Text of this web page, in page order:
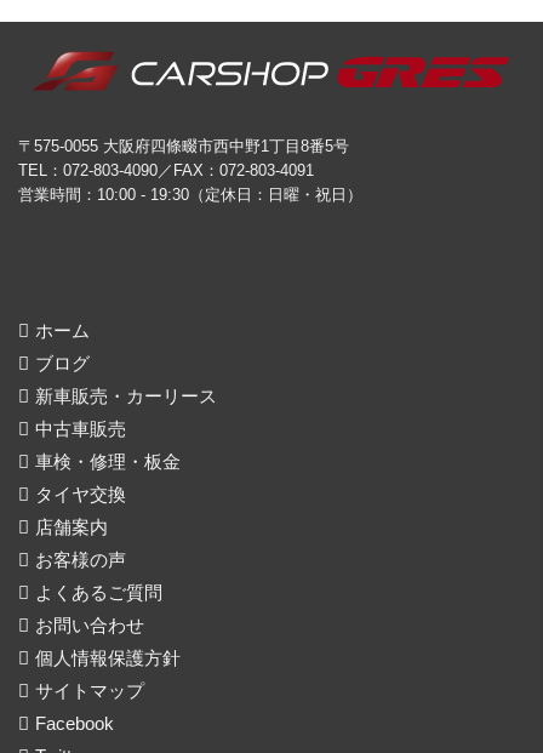
〒575-0055 大阪府四條畷市西中野1丁目8番5号
TEL：072-803-4090／FAX：072-803-4091
営業時間：10:00 - 19:30（定休日：日曜・祝日）
ホーム
ブログ
新車販売・カーリース
中古車販売
車検・修理・板金
タイヤ交換
店舗案内
お客様の声
よくあるご質問
お問い合わせ
個人情報保護方針
サイトマップ
Facebook